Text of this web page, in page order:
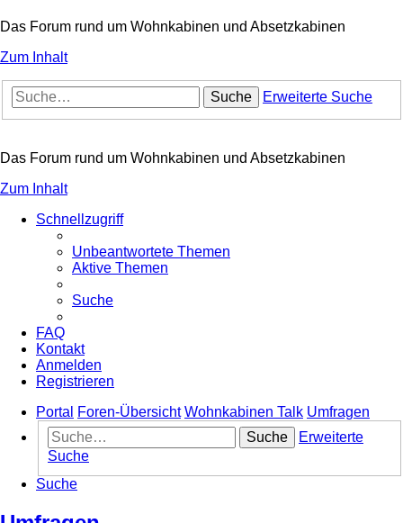
Das Forum rund um Wohnkabinen und Absetzkabinen
Zum Inhalt
Suche Erweiterte Suche
Das Forum rund um Wohnkabinen und Absetzkabinen
Zum Inhalt
Schnellzugriff
Unbeantwortete Themen
Aktive Themen
Suche
FAQ
Kontakt
Anmelden
Registrieren
Portal
Foren-Übersicht Wohnkabinen Talk Umfragen
Suche
Erweiterte
Suche
Suche